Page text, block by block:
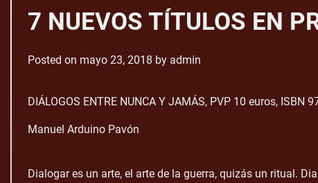
7 NUEVOS TÍTULOS EN
Posted on mayo 23, 2018 by admin
DIÁLOGOS ENTRE NUNCA Y JAMÁS, PVP 10 euros, ISBN
Manuel Arduino Pavón
Dialogar es un arte, el arte de la guerra, quizás un ritual.